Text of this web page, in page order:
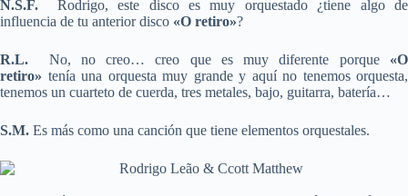
N.S.F. Rodrigo, este disco es muy orquestado ¿tiene algo de
influencia de tu anterior disco «O retiro»?
R.L. No, no creo… creo que es muy diferente porque «O
retiro» tenía una orquesta muy grande y aquí no tenemos orquesta,
tenemos un cuarteto de cuerda, tres metales, bajo, guitarra, batería…
S.M. Es más como una canción que tiene elementos orquestales.